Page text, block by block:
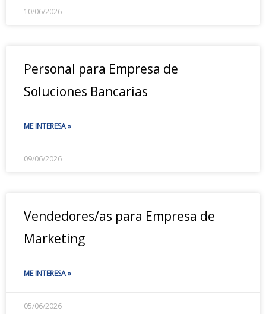
10/06/2026
Personal para Empresa de
Soluciones Bancarias
ME INTERESA »
09/06/2026
Vendedores/as para Empresa de
Marketing
ME INTERESA »
05/06/2026